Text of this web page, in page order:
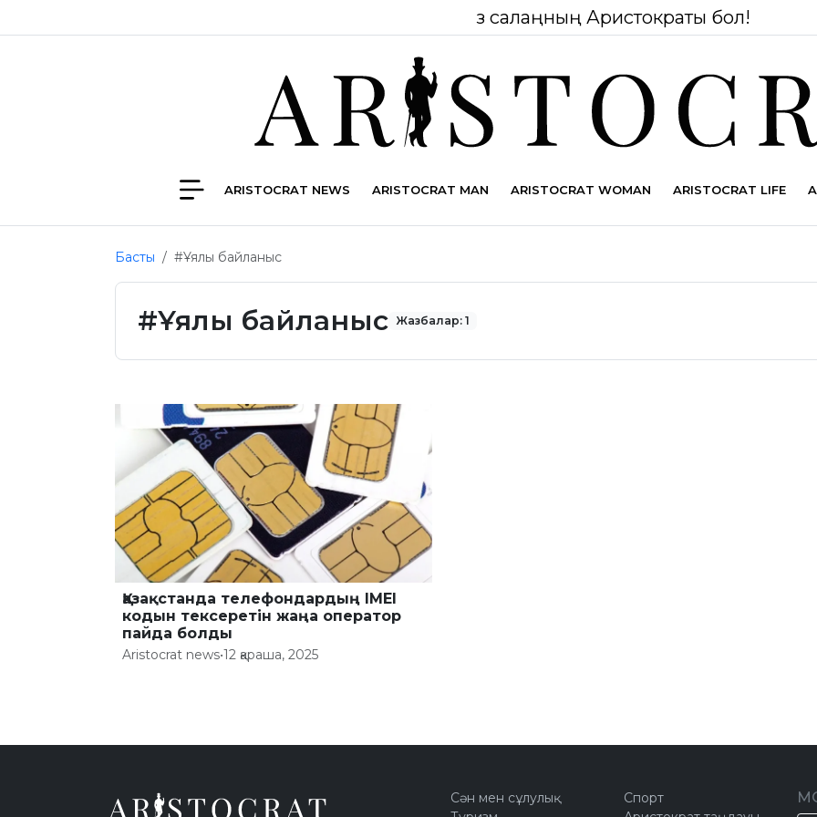
Өз салаңның Аристократы бол!
ARISTOCRAT NEWS ARISTOCRAT MAN ARISTOCRAT WOMAN ARISTOCRAT LIFE
Басты #Ұялы байланыс
#Ұялы байланыс Жазбалар: 1
Қазақстанда телефондардың IMEI
кодын тексеретін жаңа оператор
пайда болды
Aristocrat news•12 қараша, 2025
Сән мен сұлулық
Спорт